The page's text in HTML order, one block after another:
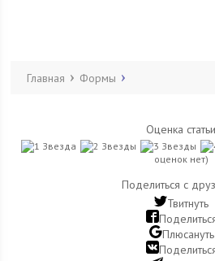
Главная Формы
Оценка
оценок нет)
Поделиться с
Твитнуть
Плюсануть